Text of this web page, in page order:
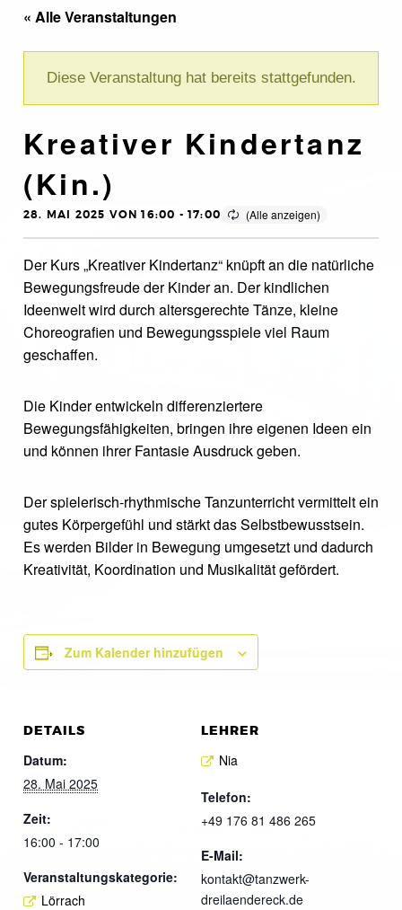
« Alle Veranstaltungen
Diese Veranstaltung hat bereits stattgefunden.
Kreativer Kindertanz
(Kin.)
28. MAI 2025 VON 16:00 -17:00
Der Kurs „Kreativer Kindertanz“ knüpft an die natürliche
Bewegungsfreude der Kinder an. Der kindlichen
Ideenwelt wird durch altersgerechte Tänze, kleine
Choreografien und Bewegungsspiele viel Raum
geschaffen.
Die Kinder entwickeln differenziertere
Bewegungsfähigkeiten, bringen ihre eigenen Ideen ein
und können ihrer Fantasie Ausdruck geben.
Der spielerisch-rhythmische Tanzunterricht vermittelt ein
gutes Körpergefühl und stärkt das Selbstbewusstsein.
Es werden Bilder in Bewegung umgesetzt und dadurch
Kreativität, Koordination und Musikalität gefördert.
Zum Kalender hinzufügen
DETAILS
Datum:
28. Mai 2025
Zeit:
16:00 - 17:00
Veranstaltungskategorie:
Lörrach
LEHRER
Nia
Telefon:
+49 176 81 486 265
E-Mail:
kontakt@tanzwerk-
dreilaendereck.de